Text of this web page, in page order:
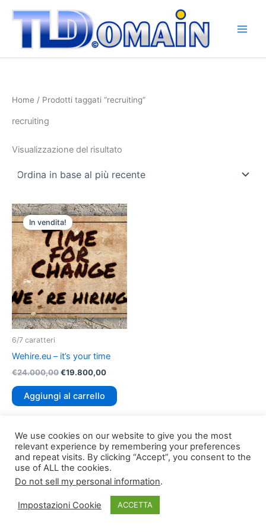
contenuto
Home / Prodotti taggati “recruiting”
recruiting
Visualizzazione del risultato
In vendita!
6/7 caratteri
Wehire.eu – it’s your time
€24.000,00
Il
prezzo
originale
era:
€24.000,00.
€19.800,00
Il
prezzo
attuale
è:
€19.800,00.
Aggiungi al carrello
Copyright © 2026 TLDomain.org| Powered by
We use cookies on our website to give you the most
relevant experience by remembering your preferences
and repeat visits. By clicking “Accept”, you consent to the
use of ALL the cookies.
Do not sell my personal information.
Impostazioni Cookie ACCETTA